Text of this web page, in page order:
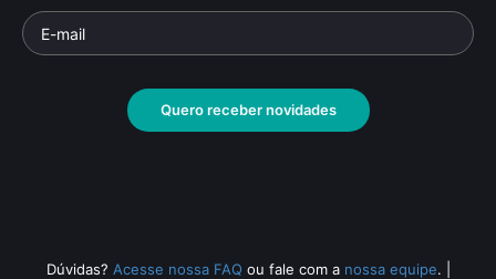
Alquimista da Palavra
Parte
Quero receber novidades
Dúvidas? Acesse nossa FAQ ou fale com a nossa equipe.